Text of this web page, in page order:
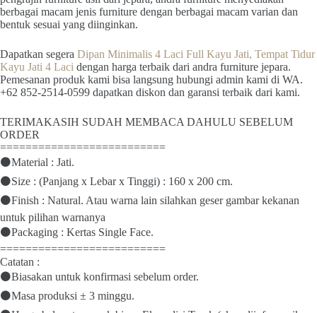
berbagai macam jenis furniture dengan berbagai macam varian dan
bentuk sesuai yang diinginkan.
Dapatkan segera Dipan Minimalis 4 Laci Full Kayu Jati, Tempat Tidur
Kayu Jati 4 Laci dengan harga terbaik dari andra furniture jepara.
Pemesanan produk kami bisa langsung hubungi admin kami di WA.
+62 852-2514-0599 dapatkan diskon dan garansi terbaik dari kami.
TERIMAKASIH SUDAH MEMBACA DAHULU SEBELUM
ORDER
==========================
⚫Material : Jati.
⚫Size : (Panjang x Lebar x Tinggi) : 160 x 200 cm.
⚫Finish : Natural. Atau warna lain silahkan geser gambar kekanan
untuk pilihan warnanya
⚫Packaging : Kertas Single Face.
==========================
Catatan :
⚫Biasakan untuk konfirmasi sebelum order.
⚫Masa produksi ± 3 minggu.